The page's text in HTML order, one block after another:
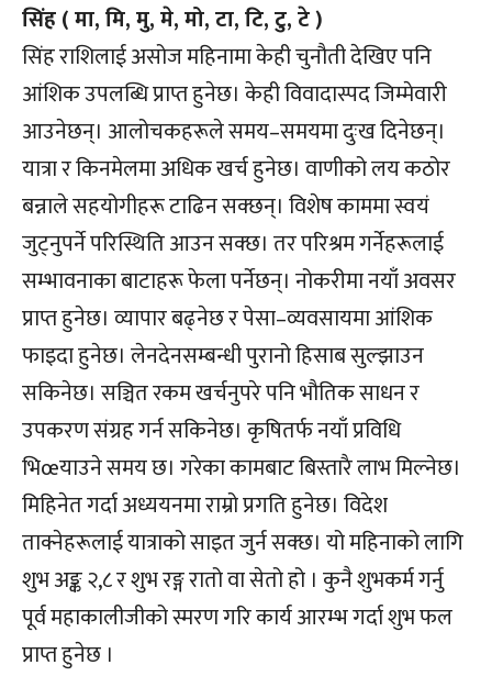
सिंह ( मा, मि, मु, मे, मो, टा, टि, टु, टे )
सिंह राशिलाई असोज महिनामा केही चुनौती देखिए पनि
आंशिक उपलब्धि प्राप्त हुनेछ। केही विवादास्पद जिम्मेवारी
आउनेछन्। आलोचकहरूले समय–समयमा दुःख दिनेछन्।
यात्रा र किनमेलमा अधिक खर्च हुनेछ। वाणीको लय कठोर
बन्नाले सहयोगीहरू टाढिन सक्छन्। विशेष काममा स्वयं
जुट्नुपर्ने परिस्थिति आउन सक्छ। तर परिश्रम गर्नेहरूलाई
सम्भावनाका बाटाहरू फेला पर्नेछन्। नोकरीमा नयाँ अवसर
प्राप्त हुनेछ। व्यापार बढ्नेछ र पेसा–व्यवसायमा आंशिक
फाइदा हुनेछ। लेनदेनसम्बन्धी पुरानो हिसाब सुल्झाउन
सकिनेछ। सञ्चित रकम खर्चनुपरे पनि भौतिक साधन र
उपकरण संग्रह गर्न सकिनेछ। कृषितर्फ नयाँ प्रविधि
भिœयाउने समय छ। गरेका कामबाट बिस्तारै लाभ मिल्नेछ।
मिहिनेत गर्दा अध्ययनमा राम्रो प्रगति हुनेछ। विदेश
ताक्नेहरूलाई यात्राको साइत जुर्न सक्छ। यो महिनाको लागि
शुभ अङ्क २,८ र शुभ रङ्ग रातो वा सेतो हो । कुनै शुभकर्म गर्नु
पूर्व महाकालीजीको स्मरण गरि कार्य आरम्भ गर्दा शुभ फल
प्राप्त हुनेछ ।